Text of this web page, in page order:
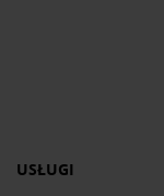
USŁUGI